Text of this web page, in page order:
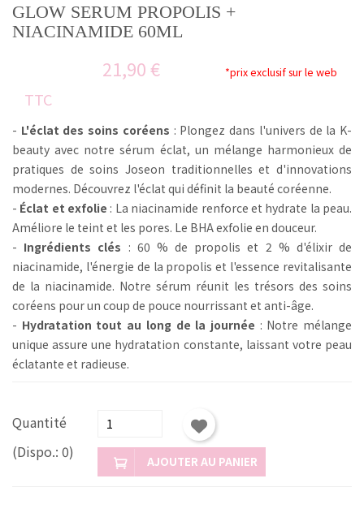
GLOW SERUM PROPOLIS +
NIACINAMIDE 60ML
21,90 € *prix exclusif sur le web
TTC
- L'éclat des soins coréens : Plongez dans l'univers de la K-
beauty avec notre sérum éclat, un mélange harmonieux de
pratiques de soins Joseon traditionnelles et d'innovations
modernes. Découvrez l'éclat qui définit la beauté coréenne.
- Éclat et exfolie : La niacinamide renforce et hydrate la peau.
Améliore le teint et les pores. Le BHA exfolie en douceur.
- Ingrédients clés : 60 % de propolis et 2 % d'élixir de
niacinamide, l'énergie de la propolis et l'essence revitalisante
de la niacinamide. Notre sérum réunit les trésors des soins
coréens pour un coup de pouce nourrissant et anti-âge.
- Hydratation tout au long de la journée : Notre mélange
unique assure une hydratation constante, laissant votre peau
éclatante et radieuse.
Quantité
(Dispo.: 0)
AJOUTER AU PANIER